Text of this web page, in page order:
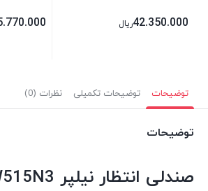
42.350.000ریال
توضیحات توضیحات تکمیلی نظرات (0)
توضیحات
صندلی انتظار نیلپر OCW515N3